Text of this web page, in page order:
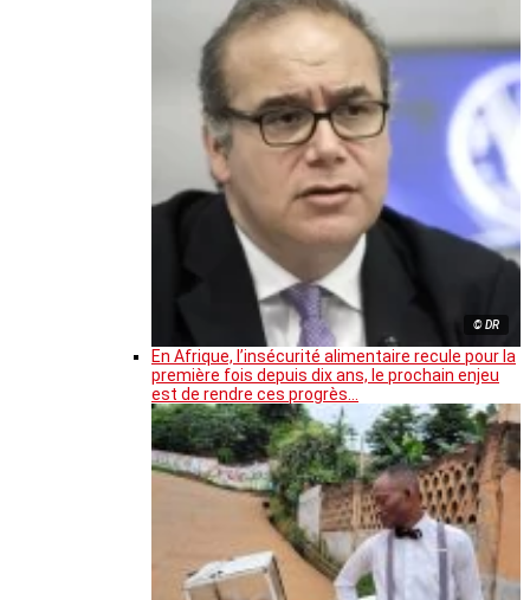
© DR
En Afrique, l’insécurité alimentaire recule pour la
première fois depuis dix ans, le prochain enjeu
est de rendre ces progrès…